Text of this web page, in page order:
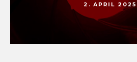
2. APRIL 2025